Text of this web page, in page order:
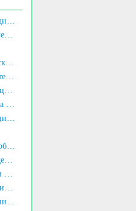
Кодирование и декодирование Base64
Калькулятор потребления питательных веществ
Обфускация/деобфускация изображения
Преобразование системы счисления
Запрос последних 4 цифр номера удостоверения личности
Конвертация формата изображения
Инструмент Валидации Данных JSON
Инструмент для преобразования PDF в изображение
Проверка подтверждения реального имени для номера телефона
Генератор 'Политики конфиденциальности' для приложения
Инструмент автоматической регистрации HadSky
Онлайн-декодирование/кодирование URL